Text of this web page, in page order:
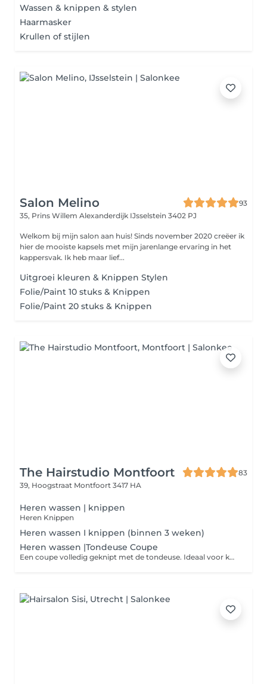
Wassen & knippen & stylen
Haarmasker
Krullen of stijlen
Salon Melino
93
35, Prins Willem Alexanderdijk IJsselstein 3402 PJ
Welkom bij mijn salon aan huis! Sinds november 2020 creëer ik
hier de mooiste kapsels met mijn jarenlange ervaring in het
kappersvak. Ik heb maar lief...
Uitgroei kleuren & Knippen Stylen
Folie/Paint 10 stuks & Knippen
Folie/Paint 20 stuks & Knippen
The Hairstudio Montfoort
83
39, Hoogstraat Montfoort 3417 HA
Heren wassen | knippen
Heren Knippen
Heren wassen I knippen (binnen 3 weken)
Heren wassen |Tondeuse Coupe
Een coupe volledig geknipt met de tondeuse. Ideaal voor korte kapsels.